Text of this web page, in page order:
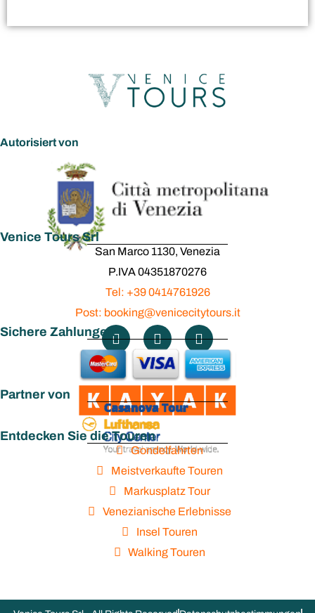
Autorisiert von
Venice Tours Srl
San Marco 1130, Venezia
P.IVA 04351870276
Tel: +39 0414761926
Post: booking@venicecitytours.it
Sichere Zahlungen
Partner von
Entdecken Sie die Touren
Gondelfahrten
Meistverkaufte Touren
Markusplatz Tour
Venezianische Erlebnisse
Insel Touren
Walking Touren